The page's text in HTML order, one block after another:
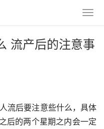
流产后的注意事
流后要注意些什么，具体
后的两个星期之内会一定